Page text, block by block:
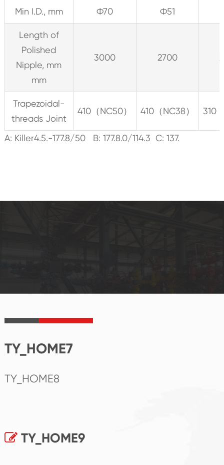
Min I.D., mm Ф70 Ф51
Length of
Polished
Nipple, mm
mm
3000 2700
Trapezoidal-
threads Joint
410（NC50） 410（NC38） 310
A: Killer4.5.-177.8/50 B: 177.8.0/114.3 C: 137.
TY_HOME7
TY_HOME8
TY_HOME9